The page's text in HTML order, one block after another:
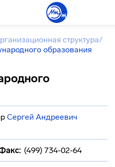
структура/
образования
Сергей Андреевич
(499) 734-02-64